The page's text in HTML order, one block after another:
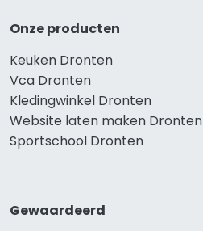
Onze producten
Keuken Dronten
Vca Dronten
Kledingwinkel Dronten
Website laten maken Dronten
Sportschool Dronten
Gewaardeerd